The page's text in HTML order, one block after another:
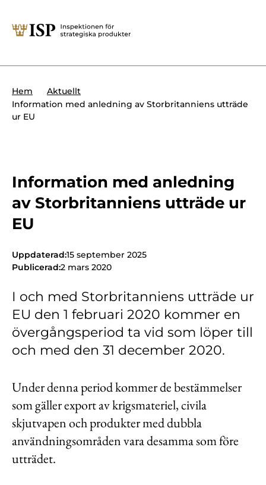
Sök
Söktips:
Presskontakt
Forskningssäkerhet
Krigsmateriel
Produkter med dubbla
Internationella sanktioner
Kemvapen-konventionen
Om ISP
Lediga jobb
Kundwebben
In English
Hem
Aktuellt
Information med anledning av Storbritanniens utträde
ur EU
Information med anledning
av Storbritanniens utträde ur
EU
Uppdaterad:15 september 2025
Publicerad:2 mars 2020
I och med Storbritanniens utträde ur
EU den 1 februari 2020 kommer en
övergångsperiod ta vid som löper till
och med den 31 december 2020.
Under denna period kommer de bestämmelser
som gäller export av krigsmateriel, civila
skjutvapen och produkter med dubbla
användningsområden vara desamma som före
utträdet.